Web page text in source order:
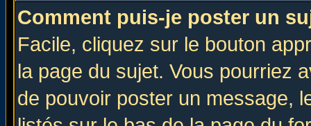
Comment puis-je poster un
Facile, cliquez sur le bouton
la page du sujet. Vous pourriez
de pouvoir poster un message,